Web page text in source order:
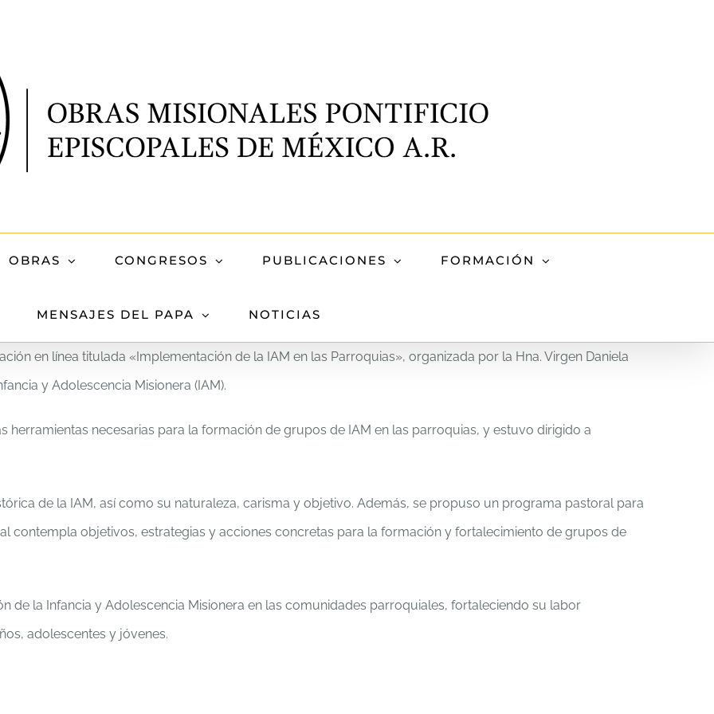
OBRAS CONGRESOS PUBLICACIONES FORMACIÓN
MENSAJES DEL PAPA NOTICIAS
en línea titulada «Implementación de la IAM en las Parroquias», organizada por la Hna. Virgen Daniela
y Adolescencia Misionera (IAM).
necesarias para la formación de grupos de IAM en las parroquias, y estuvo dirigido a
de la IAM, así como su naturaleza, carisma y objetivo. Además, se propuso un programa pastoral para
contempla objetivos, estrategias y acciones concretas para la formación y fortalecimiento de grupos de
de la Infancia y Adolescencia Misionera en las comunidades parroquiales, fortaleciendo su labor
adolescentes y jóvenes.